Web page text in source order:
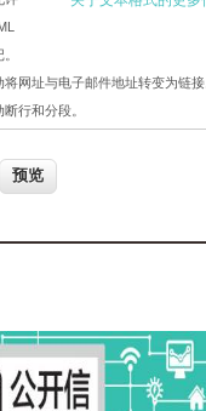
将网址与电子邮件地址转变为链接
断行和分段。